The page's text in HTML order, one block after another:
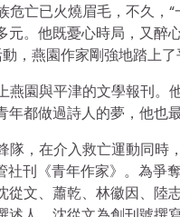
亡已火燒眉毛，不久，
。他既憂心時局，又醉
，燕園作家剛強地踏上
燕園與平津的文學報刊
都做過詩人的夢，他也
隊，在介入救亡運動同
社刊《青年作家》。為
文、蕭乾、林徽因、陸